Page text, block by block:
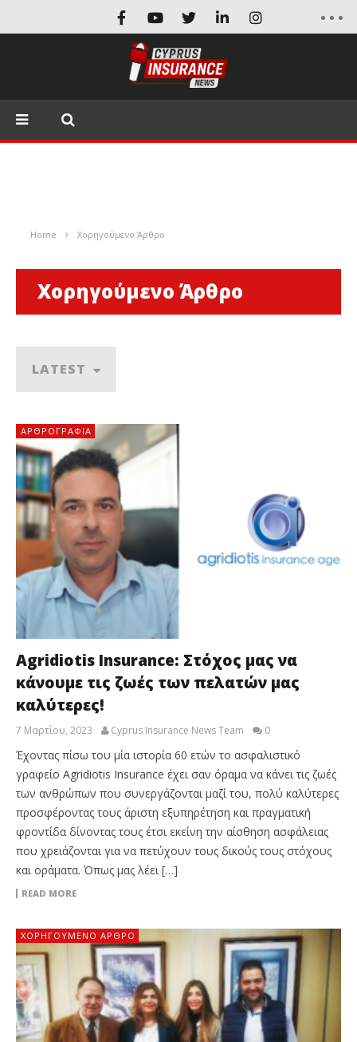
Home Χορηγούμενο Άρθρο
Χορηγούμενο Άρθρο
LATEST
ΑΡΘΡΟΓΡΑΦΊΑ
Agridiotis Insurance: Στόχος μας να
κάνουμε τις ζωές των πελατών μας
καλύτερες!
7 Μαρτίου, 2023 Cyprus Insurance News Team 0
Έχοντας πίσω του μία ιστορία 60 ετών το ασφαλιστικό
γραφείο Agridiotis Insurance έχει σαν όραμα να κάνει τις ζωές
των ανθρώπων που συνεργάζονται μαζί του, πολύ καλύτερες
προσφέροντας τους άριστη εξυπηρέτηση και πραγματική
φροντίδα δίνοντας τους έτσι εκείνη την αίσθηση ασφάλειας
που χρειάζονται για να πετύχουν τους δικούς τους στόχους
και οράματα. Όπως μας λέει […]
READ MORE
ΧΟΡΗΓΟΎΜΕΝΟ ΆΡΘΡΟ